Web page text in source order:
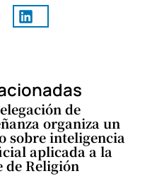
de
organiza un
sobre inteligencia
aplicada a la
de Religión